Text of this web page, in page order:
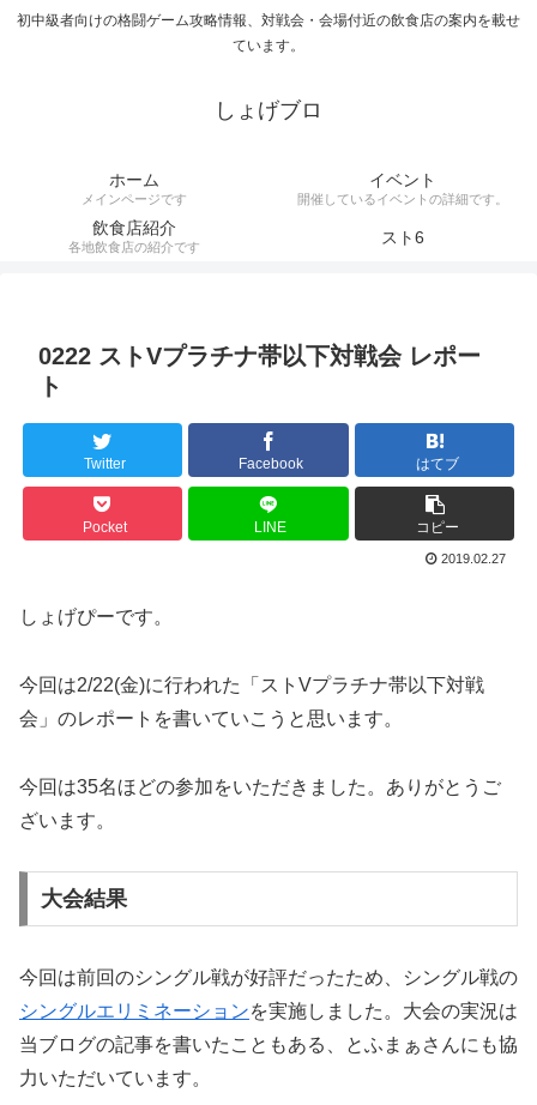
初中級者向けの格闘ゲーム攻略情報、対戦会・会場付近の飲食店の案内を載せ
ています。
しょげブロ
ホーム
メインページです
イベント
開催しているイベントの詳細です。
飲食店紹介
各地飲食店の紹介です スト6
0222 ストVプラチナ帯以下対戦会 レポー
ト
Twitter Facebook はてブ
Pocket LINE コピー
2019.02.27
しょげぴーです。
今回は2/22(金)に行われた「ストVプラチナ帯以下対戦
会」のレポートを書いていこうと思います。
今回は35名ほどの参加をいただきました。ありがとうご
ざいます。
大会結果
今回は前回のシングル戦が好評だったため、シングル戦の
シングルエリミネーションを実施しました。大会の実況は
当ブログの記事を書いたこともある、とふまぁさんにも協
力いただいています。